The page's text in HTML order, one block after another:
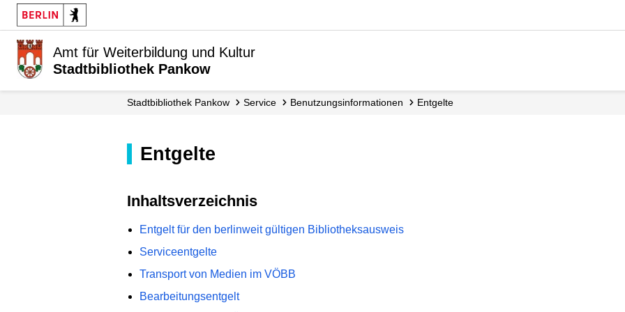
Amt für Weiterbildung und Kultur
Stadtbibliothek Pankow
Stadt­bibliothek Pankow Service Benutzungs­informationen Entgelte
Entgelte
Inhaltsverzeichnis
Entgelt für den berlinweit gültigen Bibliotheksausweis
Serviceentgelte
Transport von Medien im VÖBB
Bearbeitungsentgelt